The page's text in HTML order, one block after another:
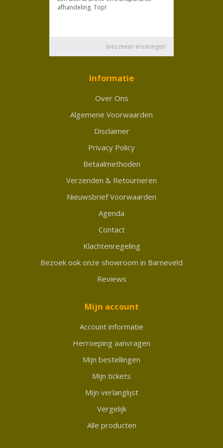
Informatie
Over Ons
Algemene Voorwaarden
Disclaimer
Privacy Policy
Betaalmethoden
Verzenden & Retourneren
Nieuwsbrief Voorwaarden
Agenda
Contact
Klachtenregeling
Bezoek ook onze showroom in Barneveld
Reviews
Mijn account
Account informatie
Herroeping aanvragen
Mijn bestellingen
Mijn tickets
Mijn verlanglijst
Vergelijk
Alle producten